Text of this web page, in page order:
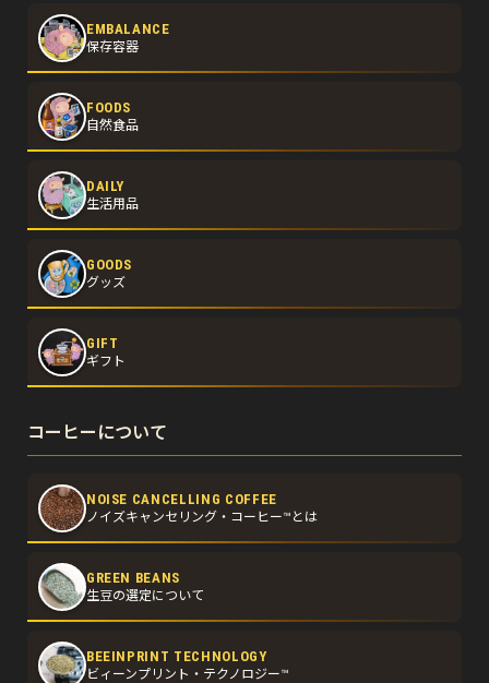
EMBALANCE
保存容器
FOODS
自然食品
DAILY
生活用品
GOODS
グッズ
GIFT
ギフト
コーヒーについて
NOISE CANCELLING COFFEE
ノイズキャンセリング・コーヒー™とは
GREEN BEANS
生豆の選定について
BEEINPRINT TECHNOLOGY
ビィーンプリント・テクノロジー™